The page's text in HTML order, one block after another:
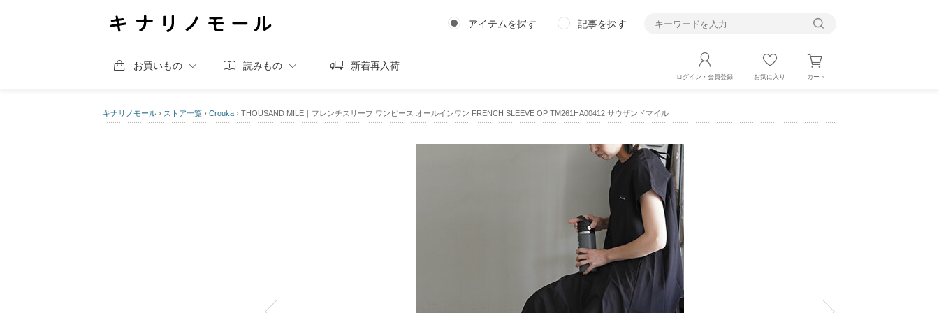
アイテムを探す 記事を探す
お買いもの 読みもの 新着再入荷
ログイン・会員登録 お気に入り カート
キナリノモール › ストア一覧 › Crouka › THOUSAND MILE｜フレンチスリーブ ワンピース オールインワン FRENCH SLEEVE OP TM261HA00412 サウザンドマイル